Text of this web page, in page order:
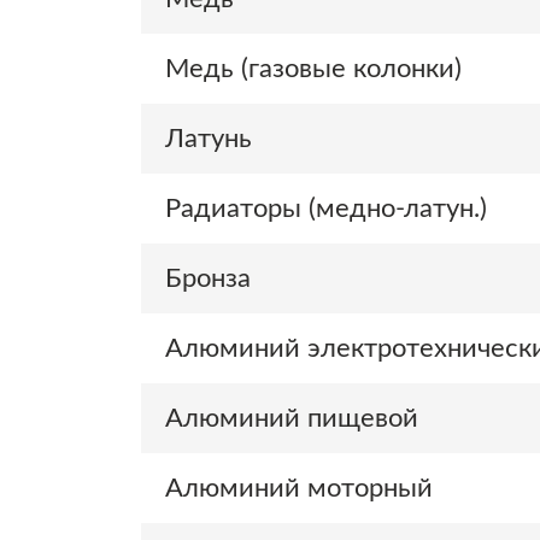
Медь (газовые колонки)
Латунь
Радиаторы (медно-латун.)
Бронза
Алюминий
Алюминий пищевой
Алюминий моторный